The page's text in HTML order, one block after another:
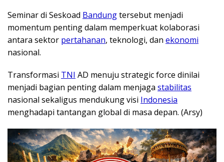
Seminar di Seskoad Bandungtersebut menjadi
momentum penting dalam memperkuat kolaborasi
antara sektor pertahanan, teknologi, dan ekonomi
nasional.
Transformasi TNI AD menuju strategic force dinilai
menjadi bagian penting dalam menjaga stabilitas
nasional sekaligus mendukung visi Indonesia
menghadapi tantangan global di masa depan. (Arsy)